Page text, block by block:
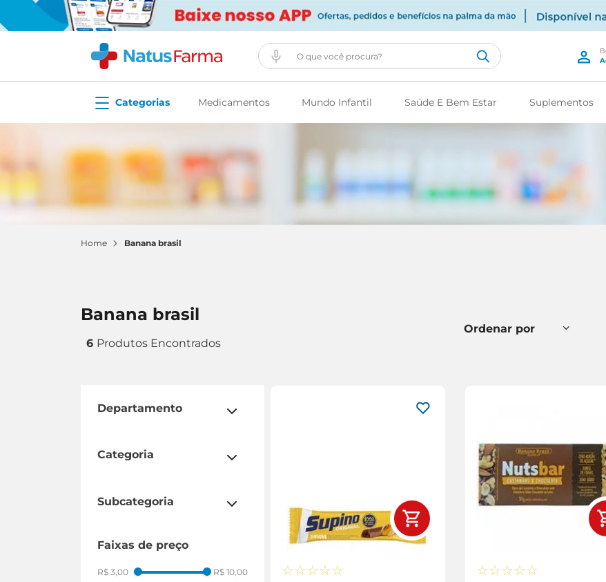
O que você procura?
Medicamentos Mundo Infantil Saúde E Bem Estar Suplementos
banana brasil
banana brasil
6
departamento
suplementos
categoria
esportiva
subcategoria
barra de proteína
faixas de preço
R$ 3,00 R$ 10,00 ☆☆☆☆☆ ☆☆☆☆☆